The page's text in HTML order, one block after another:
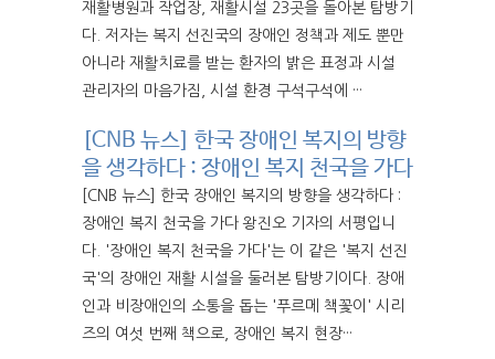
재활병원과 작업장, 재활시설 23곳을 돌아본 탐방기
다. 저자는 복지 선진국의 장애인 정책과 제도 뿐만
아니라 재활치료를 받는 환자의 밝은 표정과 시설
관리자의 마음가짐, 시설 환경 구석구석에 ···
[CNB 뉴스] 한국 장애인 복지의 방향
을 생각하다 : 장애인 복지 천국을 가다
[CNB 뉴스] 한국 장애인 복지의 방향을 생각하다 :
장애인 복지 천국을 가다 왕진오 기자의 서평입니
다. '장애인 복지 천국을 가다'는 이 같은 '복지 선진
국'의 장애인 재활 시설을 둘러본 탐방기이다. 장애
인과 비장애인의 소통을 돕는 '푸르메 책꽃이' 시리
즈의 여섯 번째 책으로, 장애인 복지 현장···